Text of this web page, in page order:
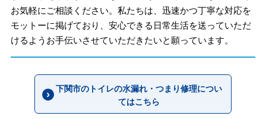
お気軽にご相談ください。私たちは、迅速かつ丁寧な対応を
モットーに掲げており、安心できる日常生活を送っていただ
けるようお手伝いさせていただきたいと願っています。
下関市のトイレの水漏れ・つまり修理につい
てはこちら